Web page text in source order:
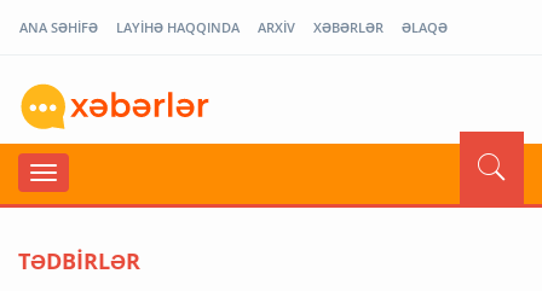
ANA SƏHİFƏ LAYİHƏ HAQQINDA ARXİV XƏBƏRLƏR ƏLAQƏ
TƏDBİRLƏR